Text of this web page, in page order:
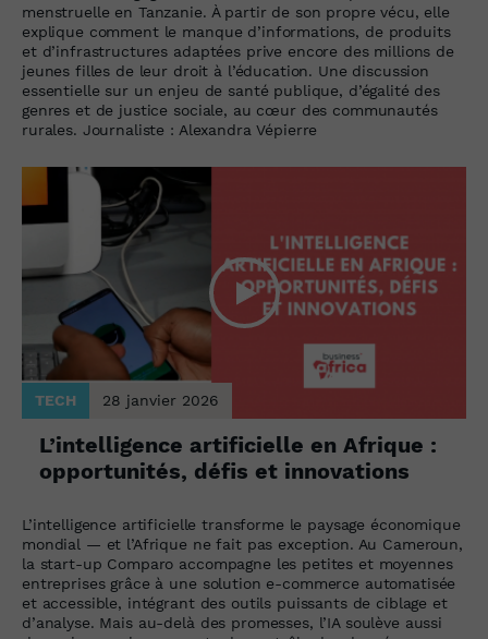
menstruelle en Tanzanie. À partir de son propre vécu, elle
explique comment le manque d’informations, de produits
et d’infrastructures adaptées prive encore des millions de
jeunes filles de leur droit à l’éducation. Une discussion
essentielle sur un enjeu de santé publique, d’égalité des
genres et de justice sociale, au cœur des communautés
rurales. Journaliste : Alexandra Vépierre
TECH 28 janvier 2026
L’intelligence artificielle en Afrique :
opportunités, défis et innovations
L’intelligence artificielle transforme le paysage économique
mondial — et l’Afrique ne fait pas exception. Au Cameroun,
la start-up Comparo accompagne les petites et moyennes
entreprises grâce à une solution e-commerce automatisée
et accessible, intégrant des outils puissants de ciblage et
d’analyse. Mais au-delà des promesses, l’IA soulève aussi